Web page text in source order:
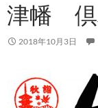
津幡 倶
2018年10月3日